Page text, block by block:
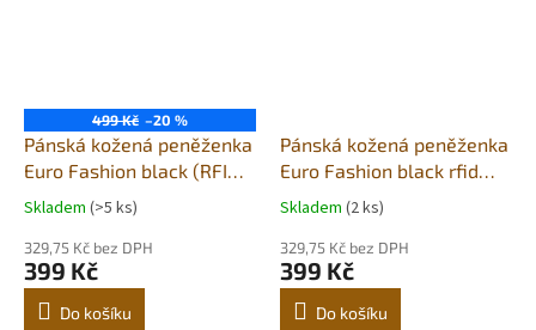
499 Kč –20 %
Pánská kožená peněženka
Euro Fashion black (RFID
secure)
Skladem (>5 ks)
329,75 Kč bez DPH
399 Kč
Do košíku
Pánská kožená peněženka
Euro Fashion black rfid
secure
Skladem (2 ks)
329,75 Kč bez DPH
399 Kč
Do košíku